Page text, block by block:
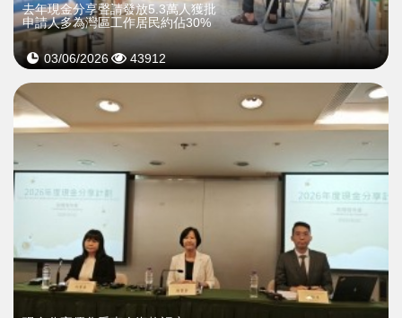
去年現金分享聲請發放5.3萬人獲批
申請人多為灣區工作居民約佔30%
03/06/2026 43912